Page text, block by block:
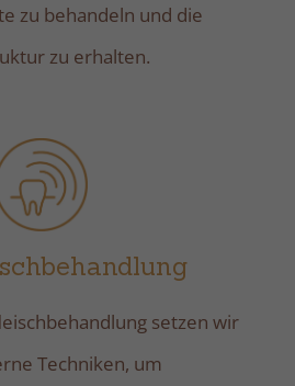
zu behandeln und die
zu erhalten.
setzen wir
Techniken, um